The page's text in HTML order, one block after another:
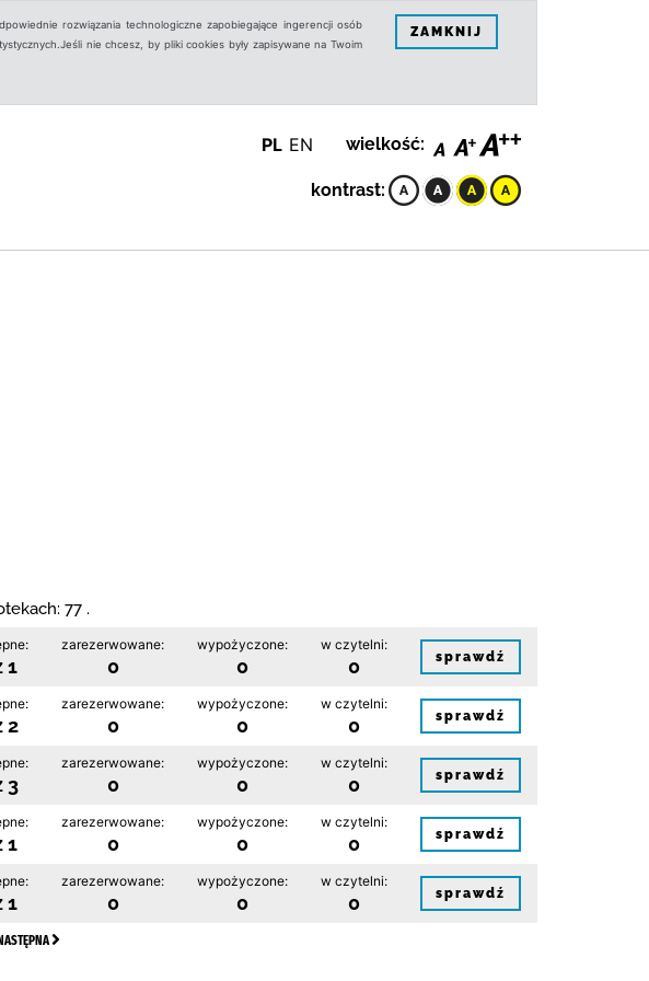
rozwiązania technologiczne zapobiegające ingerencji osób
nie chcesz, by pliki cookies były zapisywane na Twoim
ZAMKNIJ
PL EN wielkość:
kontrast:
77 .
1
zarezerwowane:
0
wypożyczone:
0
w czytelni:
0 sprawdź
2
zarezerwowane:
0
wypożyczone:
0
w czytelni:
0 sprawdź
3
zarezerwowane:
0
wypożyczone:
0
w czytelni:
0 sprawdź
1
zarezerwowane:
0
wypożyczone:
0
w czytelni:
0 sprawdź
1
zarezerwowane:
0
wypożyczone:
0
w czytelni:
0 sprawdź
NASTĘPNA